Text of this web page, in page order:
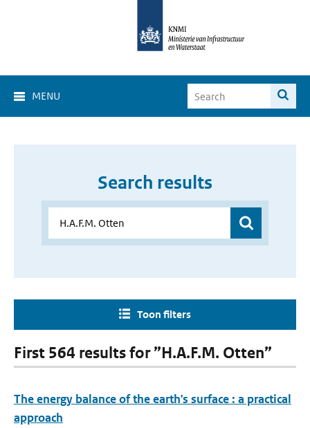
MENU
Search results
Toon filters
First 564 results for ”H.A.F.M. Otten”
The energy balance of the earth's surface : a practical
approach